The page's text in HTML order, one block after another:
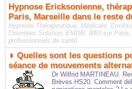
Hypnose Ericksonienne,
Paris, Marseille dans le reste
Hypnose Thérapeutique, Médicale,
Orientées Solution, EMDR, IMO sur
professionnels de santé
Quelles sont les questions
séance de mouvements
Dr Wilfrid MARTINEAU.
Brèves HS20. Comment